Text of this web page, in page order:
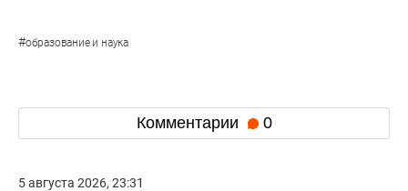
#образование и наука
Комментарии 0
5 августа 2026, 23:31